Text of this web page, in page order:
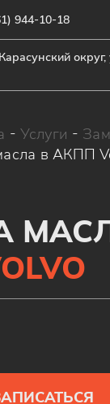
округ,
944-10-18
- Услуги -
в АКПП